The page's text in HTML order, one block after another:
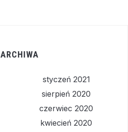
ARCHIWA
styczeń 2021
sierpień 2020
czerwiec 2020
kwiecień 2020